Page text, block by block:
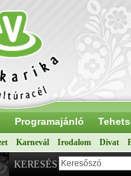
Programajánló
Karnevál Irodalom Divat
KERESÉS